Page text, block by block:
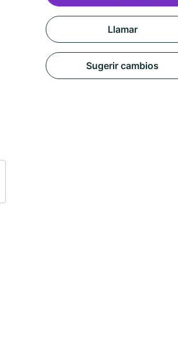
Llamar
Sugerir cambios